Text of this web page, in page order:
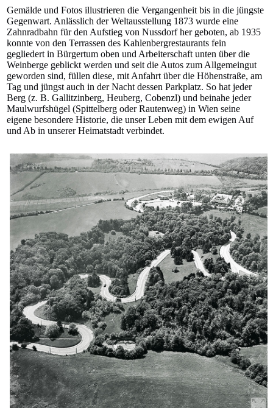
Gemälde und Fotos illustrieren die Vergangenheit bis in die jüngste
Gegenwart. Anlässlich der Weltausstellung 1873 wurde eine
Zahnradbahn für den Aufstieg von Nussdorf her geboten, ab 1935
konnte von den Terrassen des Kahlenbergrestaurants fein
gegliedert in Bürgertum oben und Arbeiterschaft unten über die
Weinberge geblickt werden und seit die Autos zum Allgemeingut
geworden sind, füllen diese, mit Anfahrt über die Höhenstraße, am
Tag und jüngst auch in der Nacht dessen Parkplatz. So hat jeder
Berg (z. B. Gallitzinberg, Heuberg, Cobenzl) und beinahe jeder
Maulwurfshügel (Spittelberg oder Rautenweg) in Wien seine
eigene besondere Historie, die unser Leben mit dem ewigen Auf
und Ab in unserer Heimatstadt verbindet.